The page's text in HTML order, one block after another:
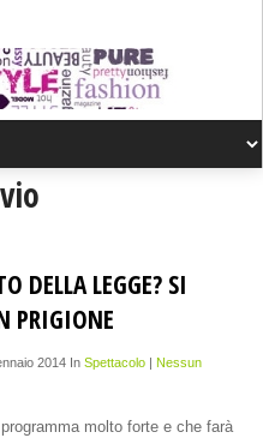
DELLA LEGGE? SI
PRIGIONE
2014 In Spettacolo| Nessun
molto forte e che farà